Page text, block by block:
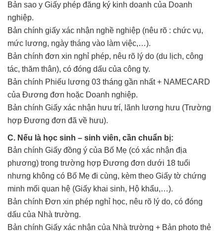
Bản sao y Giấy phép đăng ký kinh doanh của Doanh
nghiệp.
Bản chính giấy xác nhận nghề nghiệp (nêu rõ : chức vụ,
mức lương, ngày tháng vào làm việc,…).
Bản chính đơn xin nghỉ phép, nêu rõ lý do (du lịch, công
tác, thăm thân), có đóng dấu của công ty.
Bản chính Phiếu lương 03 tháng gần nhất + NAMECARD
của Đương đơn hoặc Doanh nghiệp.
Bản chính Giấy xác nhận hưu trí, lãnh lương hưu (Trường
hợp Đương đơn đã về hưu).
C. Nếu là học sinh – sinh viên, cần chuẩn bị:
Bản chính Giấy đồng ý của Bố Mẹ (có xác nhận địa
phương) trong trường hợp Đương đơn dưới 18 tuổi
nhưng không có Bố Mẹ đi cùng, kèm theo Giấy tờ chứng
minh mối quan hệ (Giấy khai sinh, Hộ khẩu,…).
Bản chính Đơn xin phép nghỉ học, nêu rõ lý do, có đóng
dấu của Nhà trường.
Bản chính Giấy xác nhận của Nhà trường + Bản photo thẻ